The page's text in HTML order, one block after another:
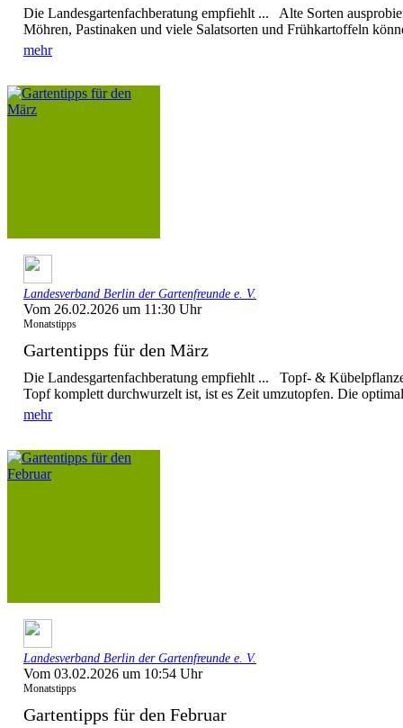
Die Landesgartenfachberatung empfiehlt ... Alte Sorten
Möhren, Pastinaken und viele Salatsorten und Frühkartoffeln
mehr
Landesverband Berlin der Gartenfreunde e. V.
Vom 26.02.2026 um 11:30 Uhr
Monatstipps
Gartentipps für den März
Die Landesgartenfachberatung empfiehlt ... Topf- &
Topf komplett durchwurzelt ist, ist es Zeit umzutopfen. Die
mehr
Landesverband Berlin der Gartenfreunde e. V.
Vom 03.02.2026 um 10:54 Uhr
Monatstipps
Gartentipps für den Februar